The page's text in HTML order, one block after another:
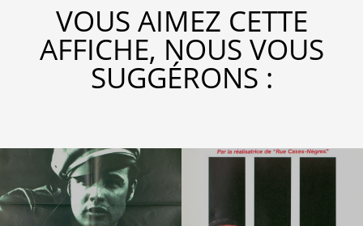
VOUS AIMEZ CETTE
AFFICHE, NOUS VOUS
SUGGÉRONS :